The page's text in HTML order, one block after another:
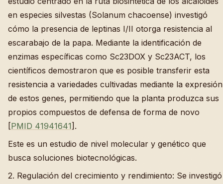
en especies silvestas (Solanum chacoense) investigó
cómo la presencia de leptinas I/II otorga resistencia al
escarabajo de la papa. Mediante la identificación de
enzimas específicas como Sc23DOX y Sc23ACT, los
científicos demostraron que es posible transferir esta
resistencia a variedades cultivadas mediante la expresión
de estos genes, permitiendo que la planta produzca sus
propios compuestos de defensa de forma de novo
[PMID 41941641].
Este es un estudio de nivel molecular y genético que
busca soluciones biotecnológicas.
2. Regulación del crecimiento y rendimiento: Se investigó